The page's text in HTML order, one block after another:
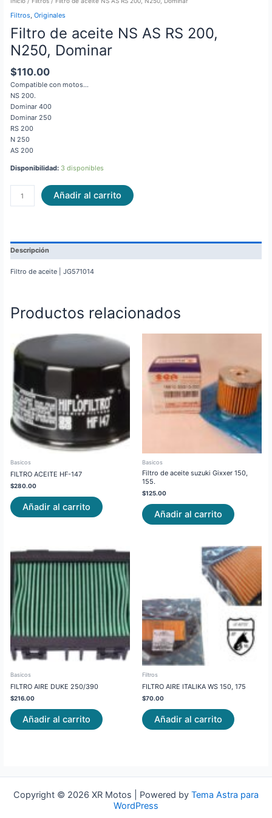
Filtros, Originales
Filtro de aceite NS AS RS 200,
N250, Dominar
$110.00
Compatible con motos…
NS 200.
Dominar 400
Dominar 250
RS 200
N 250
AS 200
Disponibilidad: 3 disponibles
Añadir al carrito
Descripción
Filtro de aceite | JG571014
Productos relacionados
Basicos
FILTRO ACEITE HF-147
$280.00
Añadir al carrito
Basicos
Filtro de aceite suzuki Gixxer 150,
155.
$125.00
Añadir al carrito
Basicos
FILTRO AIRE DUKE 250/390
$216.00
Añadir al carrito
Filtros
FILTRO AIRE ITALIKA WS 150, 175
$70.00
Añadir al carrito
Copyright © 2026 XR Motos | Powered by Tema Astra para
WordPress